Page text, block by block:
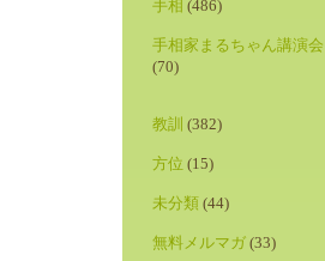
手相 (486)
手相家まるちゃん講演会
(70)
教訓 (382)
方位 (15)
未分類 (44)
無料メルマガ (33)